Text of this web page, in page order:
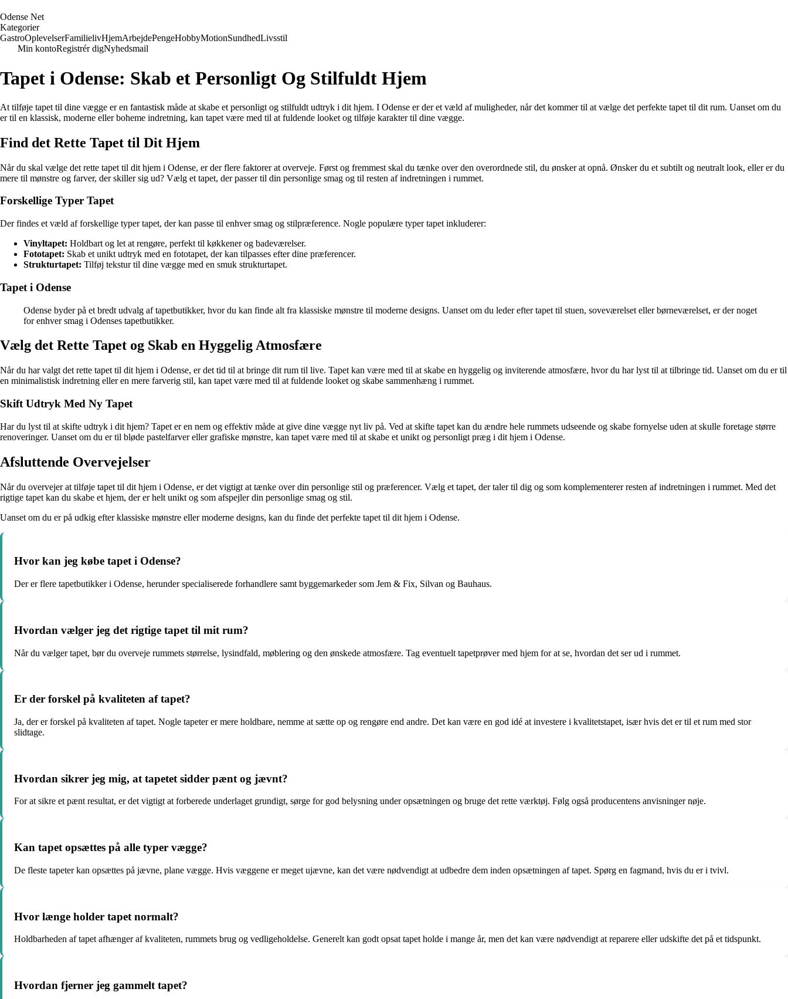
Odense Net
Kategorier
GastroOplevelserFamilielivHjemArbejdePengeHobbyMotionSundhedLivsstil
Min kontoRegistrér digNyhedsmail
Tapet i Odense: Skab et Personligt Og Stilfuldt Hjem
At tilføje tapet til dine vægge er en fantastisk måde at skabe et personligt og stilfuldt udtryk i dit hjem. I Odense er der et væld af muligheder, når det kommer til at vælge det perfekte tapet til dit rum. Uanset om du
er til en klassisk, moderne eller boheme indretning, kan tapet være med til at fuldende looket og tilføje karakter til dine vægge.
Find det Rette Tapet til Dit Hjem
Når du skal vælge det rette tapet til dit hjem i Odense, er der flere faktorer at overveje. Først og fremmest skal du tænke over den overordnede stil, du ønsker at opnå. Ønsker du et subtilt og neutralt look, eller er du
mere til mønstre og farver, der skiller sig ud? Vælg et tapet, der passer til din personlige smag og til resten af indretningen i rummet.
Forskellige Typer Tapet
Der findes et væld af forskellige typer tapet, der kan passe til enhver smag og stilpræference. Nogle populære typer tapet inkluderer:
Vinyltapet: Holdbart og let at rengøre, perfekt til køkkener og badeværelser.
Fototapet: Skab et unikt udtryk med en fototapet, der kan tilpasses efter dine præferencer.
Strukturtapet: Tilføj tekstur til dine vægge med en smuk strukturtapet.
Tapet i Odense
Odense byder på et bredt udvalg af tapetbutikker, hvor du kan finde alt fra klassiske mønstre til moderne designs. Uanset om du leder efter tapet til stuen, soveværelset eller børneværelset, er der noget
for enhver smag i Odenses tapetbutikker.
Vælg det Rette Tapet og Skab en Hyggelig Atmosfære
Når du har valgt det rette tapet til dit hjem i Odense, er det tid til at bringe dit rum til live. Tapet kan være med til at skabe en hyggelig og inviterende atmosfære, hvor du har lyst til at tilbringe tid. Uanset om du er til
en minimalistisk indretning eller en mere farverig stil, kan tapet være med til at fuldende looket og skabe sammenhæng i rummet.
Skift Udtryk Med Ny Tapet
Har du lyst til at skifte udtryk i dit hjem? Tapet er en nem og effektiv måde at give dine vægge nyt liv på. Ved at skifte tapet kan du ændre hele rummets udseende og skabe fornyelse uden at skulle foretage større
renoveringer. Uanset om du er til bløde pastelfarver eller grafiske mønstre, kan tapet være med til at skabe et unikt og personligt præg i dit hjem i Odense.
Afsluttende Overvejelser
Når du overvejer at tilføje tapet til dit hjem i Odense, er det vigtigt at tænke over din personlige stil og præferencer. Vælg et tapet, der taler til dig og som komplementerer resten af indretningen i rummet. Med det
rigtige tapet kan du skabe et hjem, der er helt unikt og som afspejler din personlige smag og stil.
Uanset om du er på udkig efter klassiske mønstre eller moderne designs, kan du finde det perfekte tapet til dit hjem i Odense.
Hvor kan jeg købe tapet i Odense?
Der er flere tapetbutikker i Odense, herunder specialiserede forhandlere samt byggemarkeder som Jem & Fix, Silvan og Bauhaus.
Hvordan vælger jeg det rigtige tapet til mit rum?
Når du vælger tapet, bør du overveje rummets størrelse, lysindfald, møblering og den ønskede atmosfære. Tag eventuelt tapetprøver med hjem for at se, hvordan det ser ud i rummet.
Er der forskel på kvaliteten af tapet?
Ja, der er forskel på kvaliteten af tapet. Nogle tapeter er mere holdbare, nemme at sætte op og rengøre end andre. Det kan være en god idé at investere i kvalitetstapet, især hvis det er til et rum med stor
slidtage.
Hvordan sikrer jeg mig, at tapetet sidder pænt og jævnt?
For at sikre et pænt resultat, er det vigtigt at forberede underlaget grundigt, sørge for god belysning under opsætningen og bruge det rette værktøj. Følg også producentens anvisninger nøje.
Kan tapet opsættes på alle typer vægge?
De fleste tapeter kan opsættes på jævne, plane vægge. Hvis væggene er meget ujævne, kan det være nødvendigt at udbedre dem inden opsætningen af tapet. Spørg en fagmand, hvis du er i tvivl.
Hvor længe holder tapet normalt?
Holdbarheden af tapet afhænger af kvaliteten, rummets brug og vedligeholdelse. Generelt kan godt opsat tapet holde i mange år, men det kan være nødvendigt at reparere eller udskifte det på et tidspunkt.
Hvordan fjerner jeg gammelt tapet?